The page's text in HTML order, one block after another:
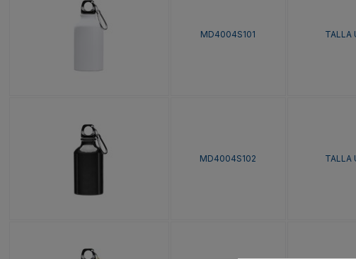
MD4004S101 TALLA
MD4004S102 TALLA